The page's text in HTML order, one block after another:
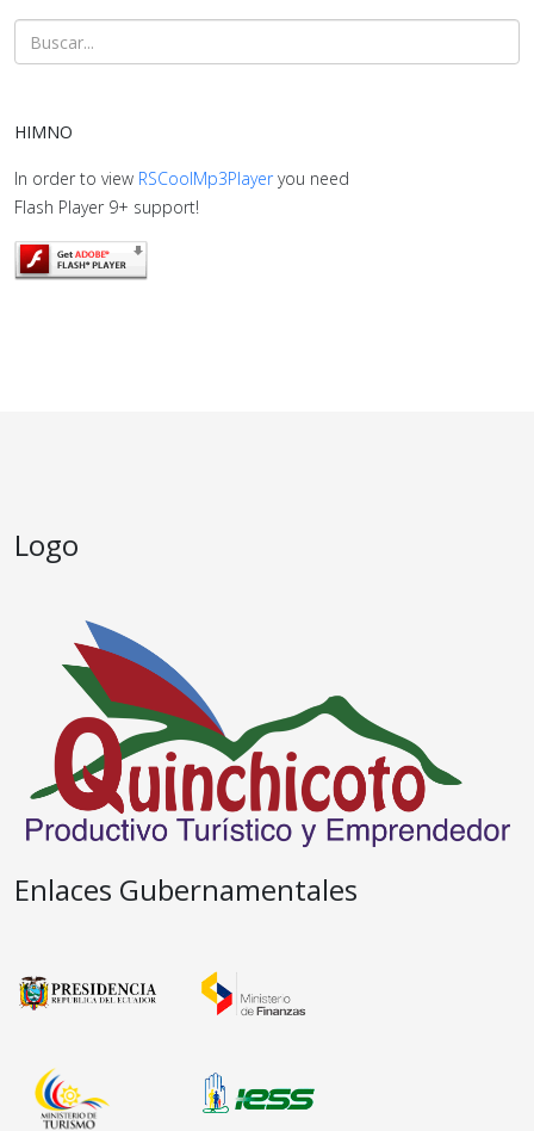
HIMNO
In order to view RSCoolMp3Playeryou need
Flash Player 9+ support!
Logo
Enlaces Gubernamentales